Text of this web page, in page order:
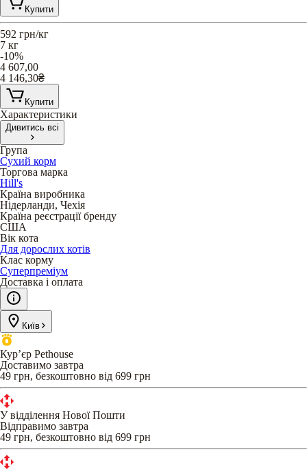
Купити
592 грн/кг
7 кг
-10%
4 607,00
4 146,30₴
Купити
Характеристики
Дивитись всі
Група
Сухий корм
Торгова марка
Hill's
Країна виробника
Нідерланди, Чехія
Країна реєстрації бренду
США
Вік кота
Для дорослих котів
Клас корму
Суперпреміум
Доставка і оплата
Київ
Кур’єр Pethouse
Доставимо завтра
49 грн, безкоштовно від 699 грн
У відділення Нової Пошти
Відправимо завтра
49 грн, безкоштовно від 699 грн